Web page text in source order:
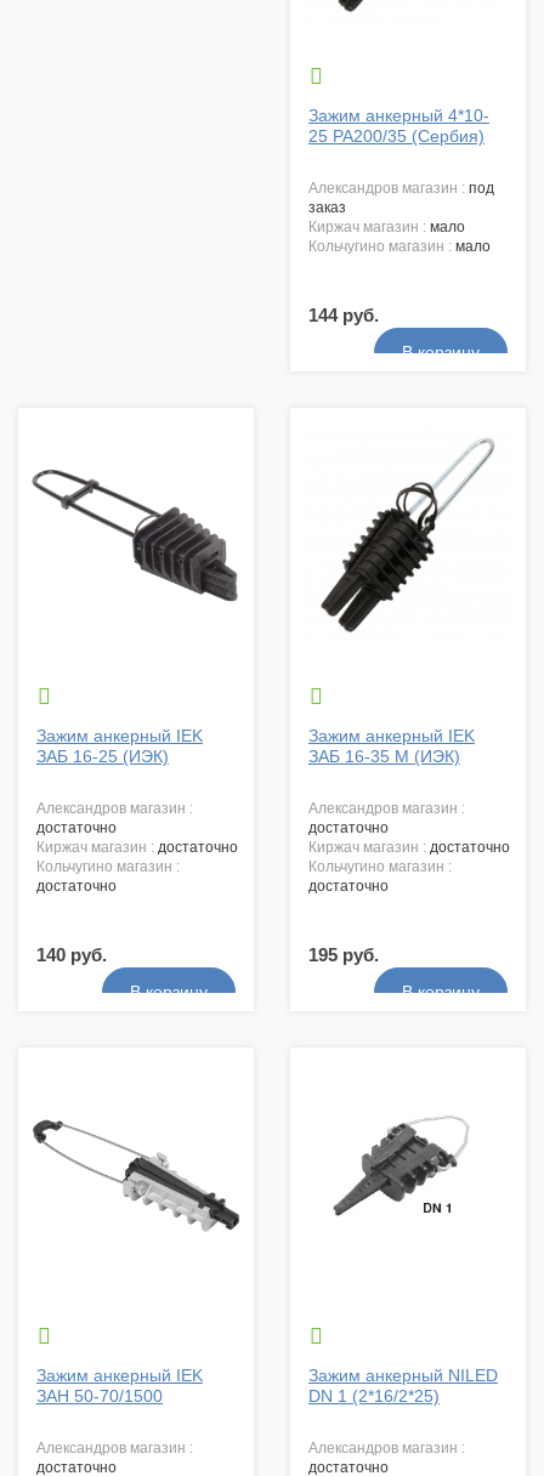

Зажим анкерный 4*10-
25 РА200/35 (Сербия)
александров магазин : под
заказ
киржач магазин : мало
кольчугино магазин : мало
144 руб.

Зажим анкерный IEK
ЗАБ 16-25 (ИЭК)
александров магазин :
достаточно
киржач магазин : достаточно
кольчугино магазин :
достаточно
140 руб.

Зажим анкерный IEK
ЗАБ 16-35 М (ИЭК)
александров магазин :
достаточно
киржач магазин : достаточно
кольчугино магазин :
достаточно
195 руб.

Зажим анкерный IEK
ЗАН 50-70/1500
александров магазин :
достаточно

Зажим анкерный NILED
DN 1 (2*16/2*25)
александров магазин :
достаточно